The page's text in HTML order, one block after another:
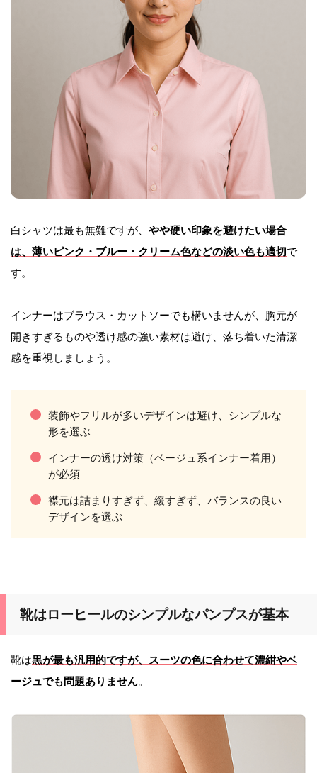
白シャツは最も無難ですが、 やや硬い印象を避けたい場合
は、薄いピンク・ブルー・クリーム色などの淡い色も適切で
す。
インナーはブラウス・カットソーでも構いませんが、胸元が
開きすぎるものや透け感の強い素材は避け、落ち着いた清潔
感を重視しましょう。
装飾やフリルが多いデザインは避け、シンプルな
形を選ぶ
インナーの透け対策（ベージュ系インナー着用）
が必須
襟元は詰まりすぎず、緩すぎず、バランスの良い
デザインを選ぶ
靴はローヒールのシンプルなパンプスが基本
靴は黒が最も汎用的ですが、スーツの色に合わせて濃紺やベ
ージュでも問題ありません。